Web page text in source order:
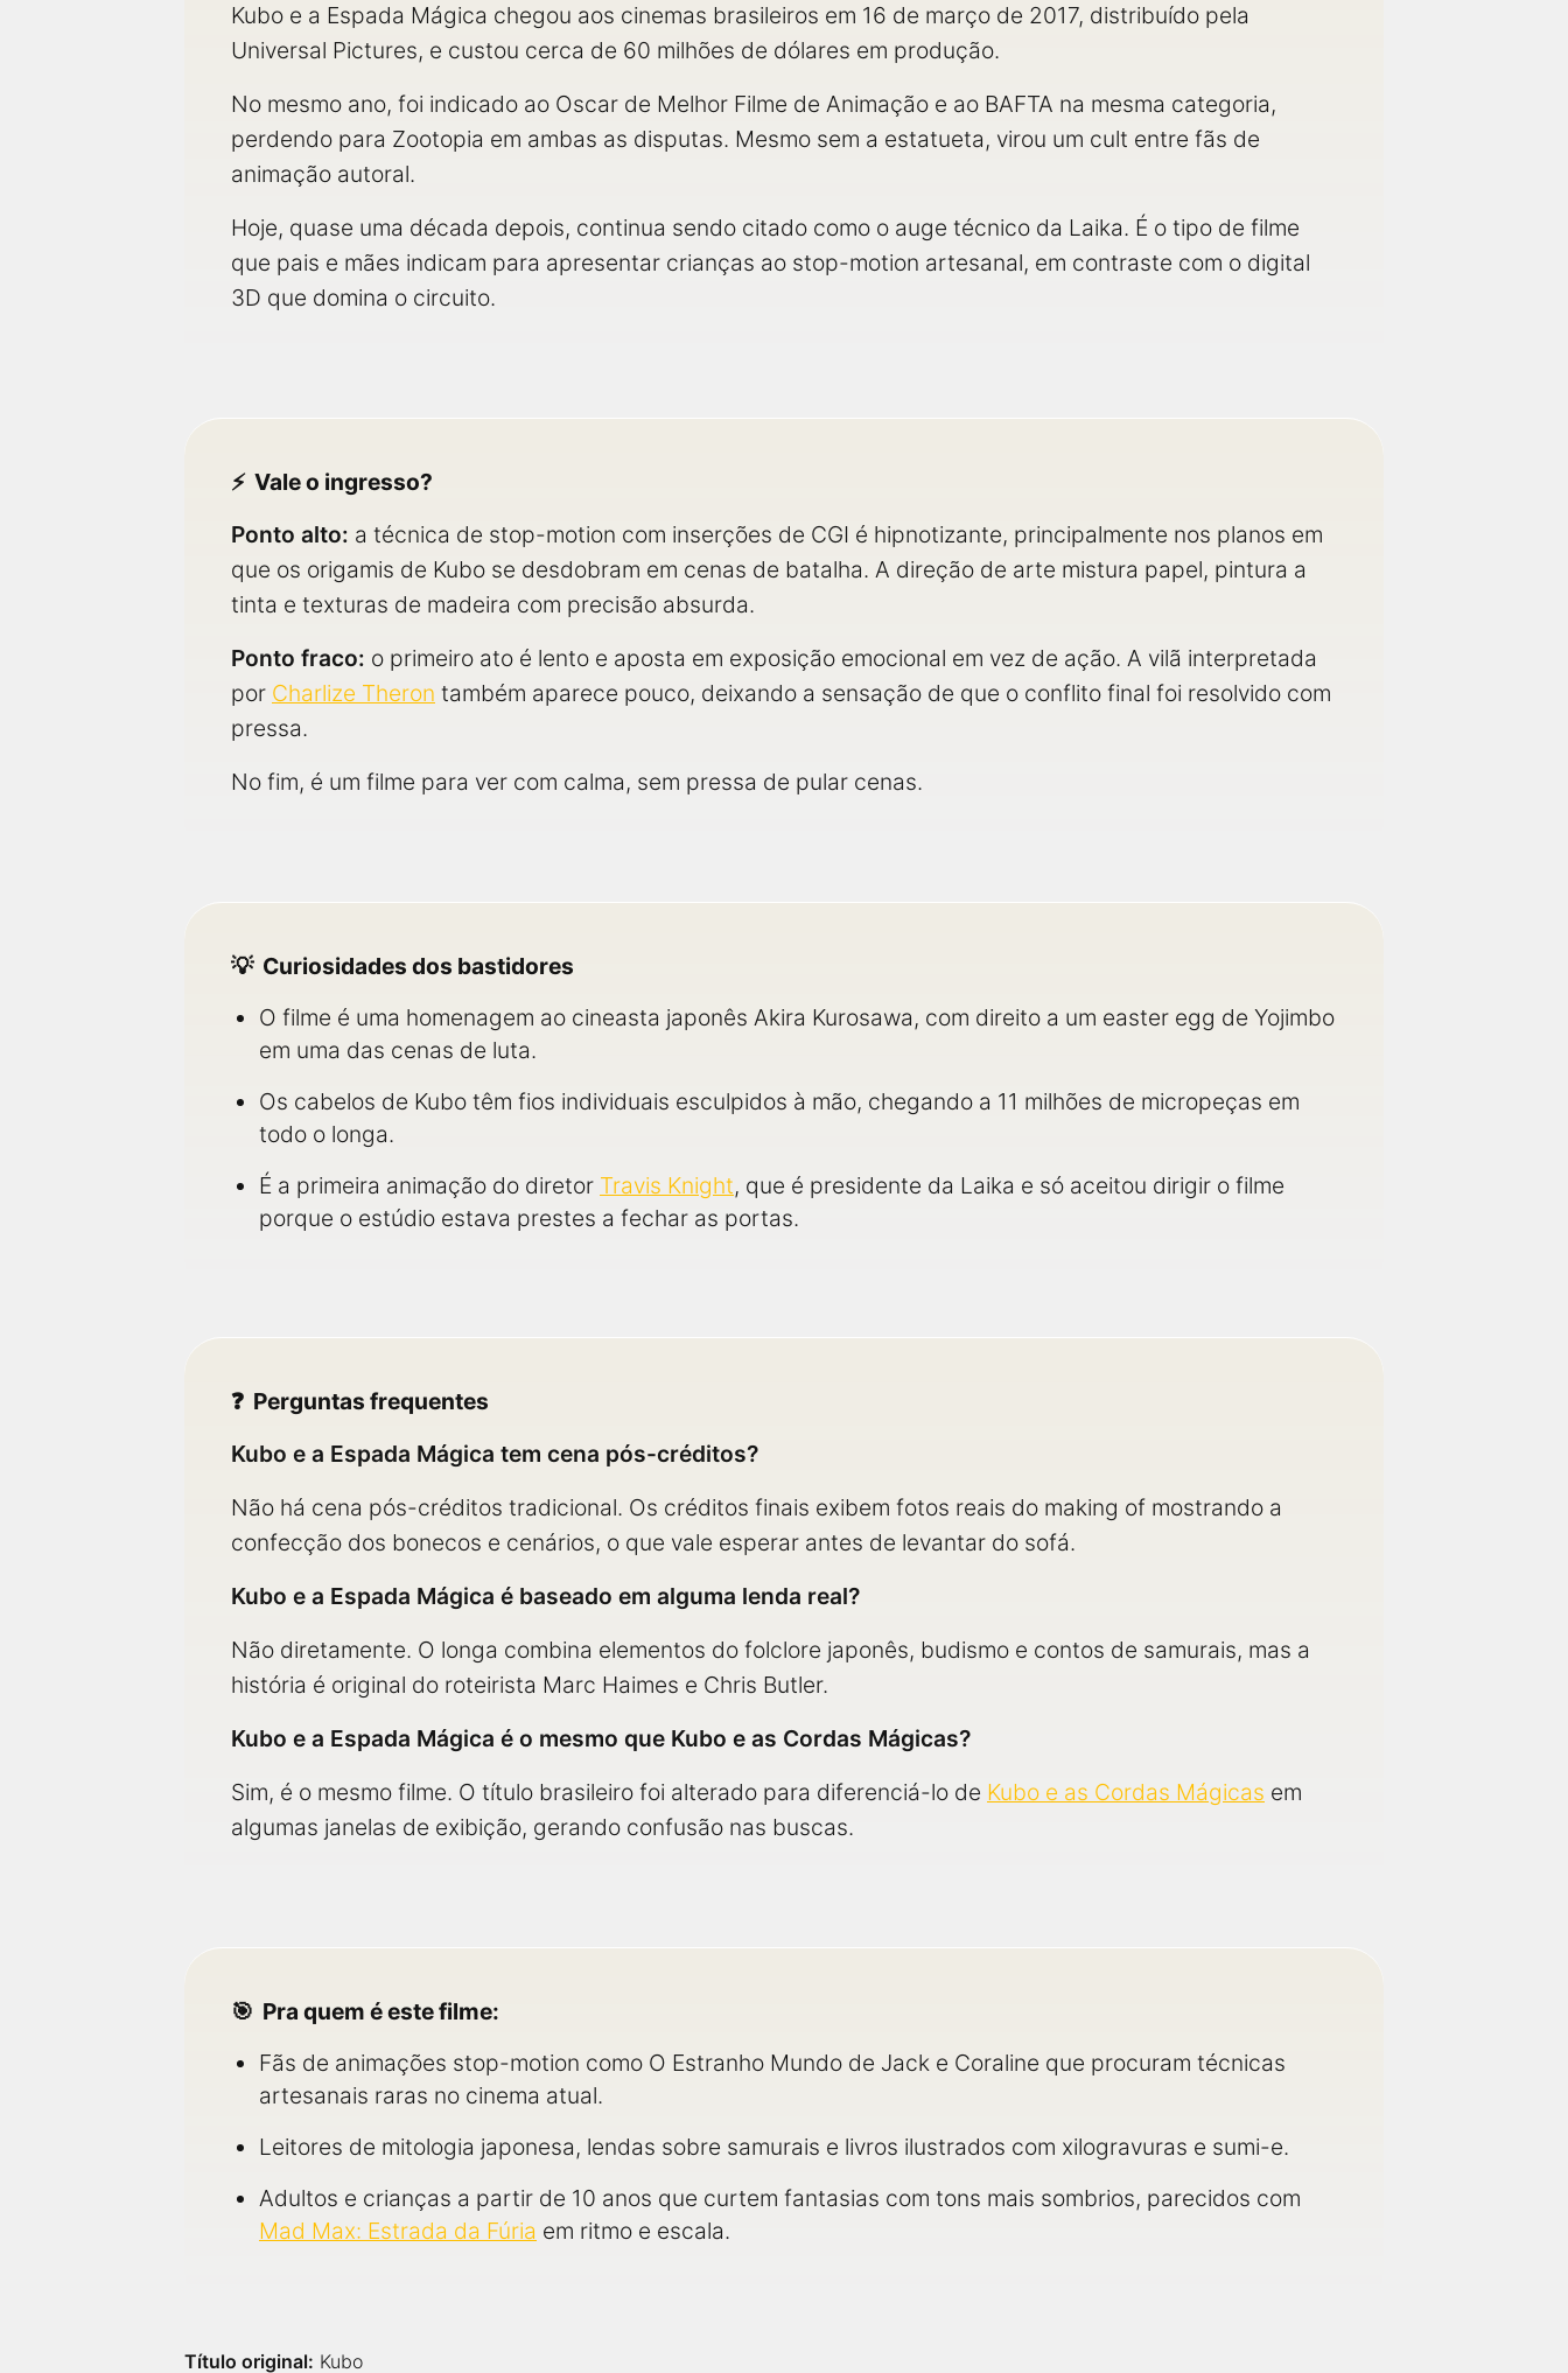
Kubo e a Espada Mágica chegou aos cinemas brasileiros em 16 de março de 2017, distribuído pela
Universal Pictures, e custou cerca de 60 milhões de dólares em produção.
No mesmo ano, foi indicado ao Oscar de Melhor Filme de Animação e ao BAFTA na mesma categoria,
perdendo para Zootopia em ambas as disputas. Mesmo sem a estatueta, virou um cult entre fãs de
animação autoral.
Hoje, quase uma década depois, continua sendo citado como o auge técnico da Laika. É o tipo de filme
que pais e mães indicam para apresentar crianças ao stop-motion artesanal, em contraste com o digital
3D que domina o circuito.
Vale o ingresso?
Ponto alto: a técnica de stop-motion com inserções de CGI é hipnotizante, principalmente nos planos em
que os origamis de Kubo se desdobram em cenas de batalha. A direção de arte mistura papel, pintura a
tinta e texturas de madeira com precisão absurda.
Ponto fraco: o primeiro ato é lento e aposta em exposição emocional em vez de ação. A vilã interpretada
por Charlize Theron também aparece pouco, deixando a sensação de que o conflito final foi resolvido com
pressa.
No fim, é um filme para ver com calma, sem pressa de pular cenas.
Curiosidades dos bastidores
O filme é uma homenagem ao cineasta japonês Akira Kurosawa, com direito a um easter egg de Yojimbo
em uma das cenas de luta.
Os cabelos de Kubo têm fios individuais esculpidos à mão, chegando a 11 milhões de micropeças em
todo o longa.
É a primeira animação do diretor Travis Knight, que é presidente da Laika e só aceitou dirigir o filme
porque o estúdio estava prestes a fechar as portas.
Perguntas frequentes
Kubo e a Espada Mágica tem cena pós-créditos?
Não há cena pós-créditos tradicional. Os créditos finais exibem fotos reais do making of mostrando a
confecção dos bonecos e cenários, o que vale esperar antes de levantar do sofá.
Kubo e a Espada Mágica é baseado em alguma lenda real?
Não diretamente. O longa combina elementos do folclore japonês, budismo e contos de samurais, mas a
história é original do roteirista Marc Haimes e Chris Butler.
Kubo e a Espada Mágica é o mesmo que Kubo e as Cordas Mágicas?
Sim, é o mesmo filme. O título brasileiro foi alterado para diferenciá-lo de Kubo e as Cordas Mágicas em
algumas janelas de exibição, gerando confusão nas buscas.
Pra quem é este filme:
Fãs de animações stop-motion como O Estranho Mundo de Jack e Coraline que procuram técnicas
artesanais raras no cinema atual.
Leitores de mitologia japonesa, lendas sobre samurais e livros ilustrados com xilogravuras e sumi-e.
Adultos e crianças a partir de 10 anos que curtem fantasias com tons mais sombrios, parecidos com
Mad Max: Estrada da Fúria em ritmo e escala.
Título original: Kubo